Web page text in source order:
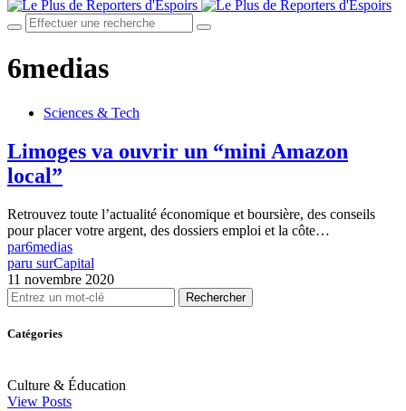
6medias
Sciences & Tech
Limoges va ouvrir un “mini Amazon
local”
Retrouvez toute l’actualité économique et boursière, des conseils
pour placer votre argent, des dossiers emploi et la côte…
par6medias
paru surCapital
11 novembre 2020
Rechercher
Catégories
Culture & Éducation
View Posts